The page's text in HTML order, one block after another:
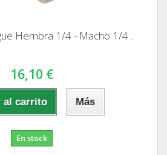
Hembra 1/4 - Macho 1/4...
16,10 €
al carrito Más
En stock